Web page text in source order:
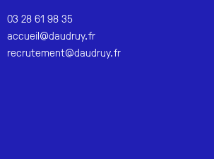
03 28 61 98 35
accueil@daudruy.fr
recrutement@daudruy.fr